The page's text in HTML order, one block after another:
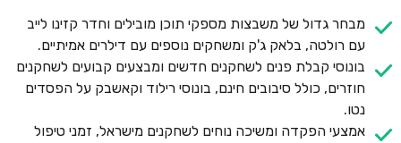
מבחר גדול של משבצות מספקי תוכן מובילים וחדר קזינו לייב
עם רולטה, בלאק ג'ק ומשחקים נוספים עם דילרים אמיתיים.
בונוסי קבלת פנים לשחקנים חדשים ומבצעים קבועים לשחקנים
חוזרים, כולל סיבובים חינם, בונוסי רילוד וקאשבק על הפסדים
נטו.
אמצעי הפקדה ומשיכה נוחים לשחקנים מישראל, זמני טיפול